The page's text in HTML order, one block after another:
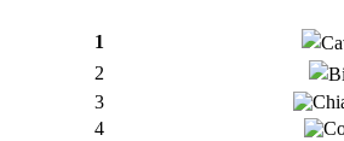
1
2
3
4